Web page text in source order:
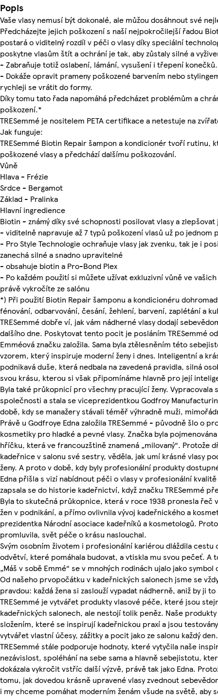
Popis
Vaše vlasy nemusí být dokonalé, ale můžou dosáhnout své
Předcházejte jejich poškození s naší nejpokročilejší řadou
postará o viditelný rozdíl v péči o vlasy díky speciální
poskytne vlasům štít a ochrání je tak, aby zůstaly silné a
- Zabraňuje totiž oslabení, lámání, vysušení i třepení konečků.
- Dokáže opravit prameny poškozené barvením nebo
rychleji se vrátit do formy.
Díky tomu tato řada napomáhá předcházet problémům a
poškození.*
TRESemmé je nositelem PETA certifikace a netestuje na
Jak funguje:
TRESemmé Biotin Repair šampon a kondicionér tvoří rutinu,
poškozené vlasy a předchází dalšímu poškozování.
Vůně
Hlava - Frézie
Srdce - Bergamot
Základ - Pralinka
Hlavní ingredience
Biotin - známý díky své schopnosti posilovat vlasy a
- viditelně napravuje až 7 typů poškození vlasů už po jednom
- Pro Style Technologie ochraňuje vlasy jak zvenku, tak je i
zanechá silné a snadno upravitelné
- obsahuje biotin a Pro-Bond Plex
- Po každém použití si můžete užívat exkluzivní vůně ve
právě vykročíte ze salónu
*) Při použití Biotin Repair šamponu a kondicionéru
fénování, odbarvování, česání, žehlení, barvení, zaplétání a
TRESemmé dobře ví, jak vám nádherné vlasy dodají
dalšího dne. Poskytovat tento pocit je posláním TRESemmé
Emméová značku založila. Sama byla ztělesněním této
vzorem, který inspiruje moderní ženy i dnes. Inteligentní a
podnikavá duše, která nedbala na zavedená pravidla, silná
svou krásu, kterou si však připomínáme hlavně pro její
Byla také průkopnicí pro všechny pracující ženy. Vypracovala
společnosti a stala se viceprezidentkou Godfroy
době, kdy se manažery stávali téměř výhradně muži,
Právě u Godfroye Edna založila TRESemmé - původně šlo o
kosmetiky pro hladké a pevné vlasy. Značka byla
hříčku, která ve francouzštině znamená „milovaný“. Protože
kadeřnice v salonu své sestry, věděla, jak umí krásné vlasy
ženy. A proto v době, kdy byly profesionální produkty
Edna přišla s vizí nabídnout péči o vlasy v profesionální
zapsala se do historie kadeřnictví, když značku TRESemmé
Byla to skutečná průkopnice, která v roce 1938 pronesla řeč
žen v podnikání, a přímo ovlivnila vývoj kadeřnického a
prezidentka Národní asociace kadeřníků a kosmetologů.
promluvila, svět péče o krásu naslouchal.
Svým osobním životem i profesionální kariérou dláždila cestu
odvětví, které pomáhala budovat, a vtiskla mu svou pečeť. A
„Máš v sobě Emmé“ se v mnohých rodinách ujalo jako symbol
Od našeho prvopočátku v kadeřnických salonech jsme se
pravdou: každá žena si zaslouží vypadat nádherně, aniž by ji
TRESemmé je vytvářet produkty vlasové péče, které jsou
kadeřnických salonech, ale nestojí tolik peněz. Naše
složením, které se inspirují kadeřnickou praxí a jsou
vytvářet vlastní účesy, zážitky a pocit jako ze salonu každý den.
TRESemmé stále podporuje hodnoty, které vytyčila naše
nezávislost, spoléhání na sebe sama a hlavně sebejistotu,
dokázala vykročit vstříc další výzvě, právě tak jako Edna.
tomu, jak dovedou krásně upravené vlasy zvednout
i my chceme pomáhat moderním ženám všude na světě, aby